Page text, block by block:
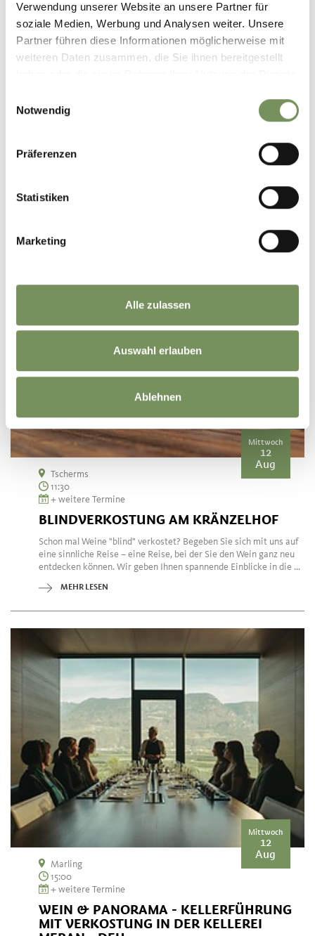
Verwendung unserer Website an unsere Partner für
soziale Medien, Werbung und Analysen weiter. Unsere
Partner führen diese Informationen möglicherweise mit
weiteren Daten zusammen, die Sie ihnen bereitgestellt
Notwendig
Präferenzen
Statistiken
Marketing
Alle zulassen
Auswahl erlauben
Ablehnen
Dienstag
Aug
Gargazon
WEINVERKOSTUNG UND
ORCHIDEENWELT
vier ausgewählten Südtiroler Spitzenweinen, begleitet von feinen
regionalen Spezialitäten. Kleine Häppchen, großer Genuss –
MEHR LESEN
Mittwoch
12
Aug
Tscherms
11:30
+ weitere Termine
BLINDVERKOSTUNG AM KRÄNZELHOF
Schon mal Weine "blind" verkostet? Begeben Sie sich mit uns auf
eine sinnliche Reise – eine Reise, bei der Sie den Wein ganz neu
entdecken können. Wir geben Ihnen spannende Einblicke in die ...
MEHR LESEN
Mittwoch
12
Aug
Marling
15:00
+ weitere Termine
WEIN & PANORAMA - KELLERFÜHRUNG
MIT VERKOSTUNG IN DER KELLEREI